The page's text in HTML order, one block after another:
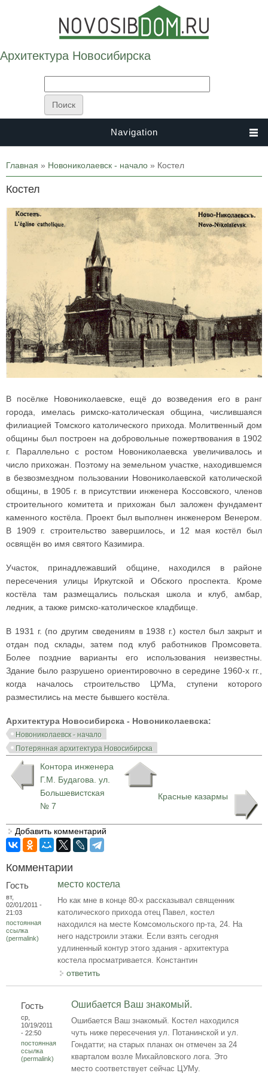
Архитектура Новосибирска
Navigation
Вы здесь
Главная » Новониколаевск - начало » Костел
Костел
В посёлке Новониколаевске, ещё до возведения его в ранг
города, имелась римско-католическая община, числившаяся
филиацией Томского католического прихода. Молитвенный дом
общины был построен на добровольные пожертвования в 1902
г. Параллельно с ростом Новониколаевска увеличивалось и
число прихожан. Поэтому на земельном участке, находившемся
в безвозмездном пользовании Новониколаевской католической
общины, в 1905 г. в присутствии инженера Коссовского, членов
строительного комитета и прихожан был заложен фундамент
каменного костёла. Проект был выполнен инженером Венером.
В 1909 г. строительство завершилось, и 12 мая костёл был
освящён во имя святого Казимира.
Участок, принадлежавший общине, находился в районе
пересечения улицы Иркутской и Обского проспекта. Кроме
костёла там размещались польская школа и клуб, амбар,
ледник, а также римско-католическое кладбище.
В 1931 г. (по другим сведениям в 1938 г.) костел был закрыт и
отдан под склады, затем под клуб работников Промсовета.
Более поздние варианты его использования неизвестны.
Здание было разрушено ориентировочно в середине 1960-х гг.,
когда началось строительство ЦУМа, ступени которого
разместились на месте бывшего костёла.
Архитектура Новосибирска - Новониколаевска:
Новониколаевск - начало
Потерянная архитектура Новосибирска
Контора инженера
Г.М. Будагова. ул.
Большевистская
№ 7
Красные казармы
Добавить комментарий
Комментарии
Гость
вт,
02/01/2011 -
21:03
постоянная
ссылка
(permalink)
место костела
Но как мне в конце 80-х рассказывал священник
католического прихода отец Павел, костел
находился на месте Комсомольского пр-та, 24. На
него надстроили этажи. Если взять сегодня
удлиненный контур этого здания - архитектура
костела просматривается. Константин
ответить
Гость
ср,
10/19/2011
- 22:50
постоянная
ссылка
(permalink)
Ошибается Ваш знакомый.
Ошибается Ваш знакомый. Костел находился
чуть ниже пересечения ул. Потанинской и ул.
Гондатти; на старых планах он отмечен за 24
кварталом возле Михайловского лога. Это
место соответствует сейчас ЦУМу.